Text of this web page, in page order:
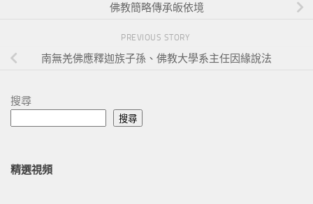
佛教簡略傳承皈依境
PREVIOUS STORY
南無羌佛應釋迦族子孫、佛教大學系主任因緣說法
搜尋
搜尋
精選視頻